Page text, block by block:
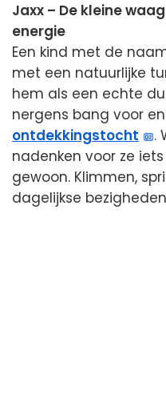
Jaxx – De kleine
energie
Een kind met de
met een natuurlijke
hem als een echte
nergens bang voor
ontdekkingstocht
.
nadenken voor ze
gewoon. Klimmen,
dagelijkse